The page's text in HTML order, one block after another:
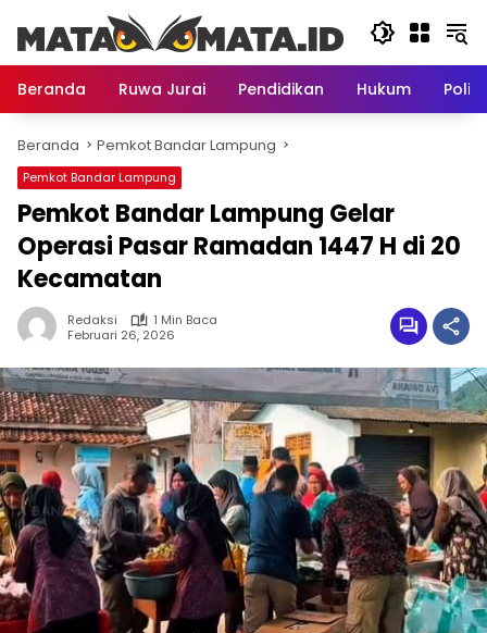
konten
Beranda
Ruwa Jurai Pendidikan Hukum
Beranda Pemkot Bandar Lampung
Pemkot Bandar Lampung
Pemkot Bandar Lampung Gelar
Operasi Pasar Ramadan 1447 H di 20
Kecamatan
Redaksi
1 Min Baca
Februari 26, 2026